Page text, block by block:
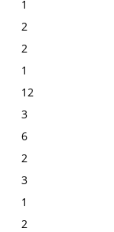
1
2
2
1
12
3
6
2
3
1
2